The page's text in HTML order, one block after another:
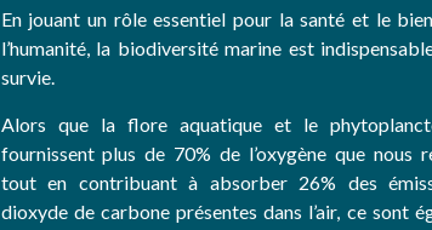
En jouant un rôle essentiel pour la santé et le
l’humanité, la biodiversité marine est
survie.
Alors que la flore aquatique et le
fournissent plus de 70% de l’oxygène que nous
tout en contribuant à absorber 26% des
dioxyde de carbone présentes dans l’air, ce sont